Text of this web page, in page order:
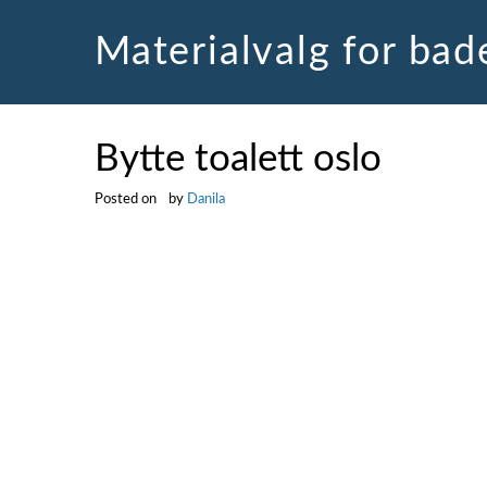
Materialvalg for
Bytte toalett oslo
Posted on by Danila